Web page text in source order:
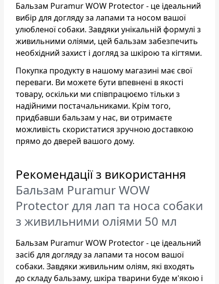
Бальзам Puramur WOW Protector - це ідеальний
вибір для догляду за лапами та носом вашої
улюбленої собаки. Завдяки унікальній формулі з
живильними оліями, цей бальзам забезпечить
необхідний захист і догляд за шкірою та кігтями.
Покупка продукту в нашому магазині має свої
переваги. Ви можете бути впевнені в якості
товару, оскільки ми співпрацюємо тільки з
надійними постачальниками. Крім того,
придбавши бальзам у нас, ви отримаєте
можливість скористатися зручною доставкою
прямо до дверей вашого дому.
Рекомендації з використання
Бальзам Puramur WOW
Protector для лап та носа собаки
з живильними оліями 50 мл
Бальзам Puramur WOW Protector - це ідеальний
засіб для догляду за лапами та носом вашої
собаки. Завдяки живильним оліям, які входять
до складу бальзаму, шкіра тварини буде м'якою і